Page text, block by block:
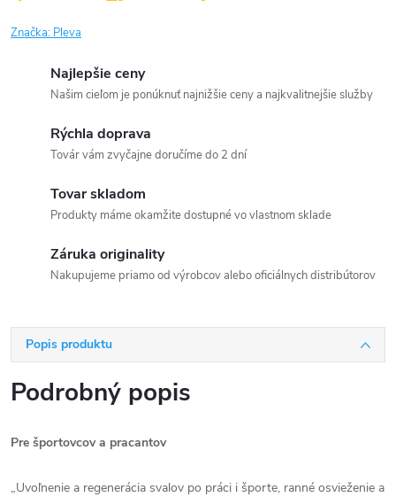
Značka: Pleva
Najlepšie ceny
Našim cieľom je ponúknuť najnižšie ceny a najkvalitnejšie služby
Rýchla doprava
Továr vám zvyčajne doručíme do 2 dní
Tovar skladom
Produkty máme okamžite dostupné vo vlastnom sklade
Záruka originality
Nakupujeme priamo od výrobcov alebo oficiálnych distribútorov
Popis produktu
Podrobný popis
Pre športovcov a pracantov
„Uvoľnenie a regenerácia svalov po práci i športe, ranné osvieženie a